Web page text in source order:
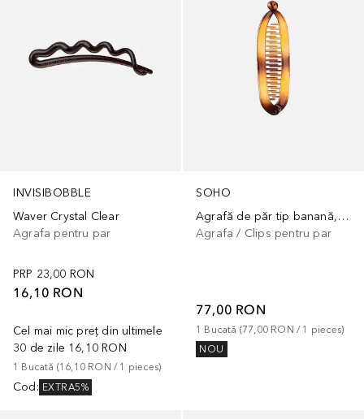
INVISIBOBBLE
Waver Crystal Clear
Agrafa pentru par
PRP 23,00 RON
16,10 RON
Cel mai mic preț din ultimele
30 de zile 16,10 RON
1 Bucată (16,10 RON / 1 pieces)
Cod : EXTRA5%
SOHO
Agrafă de păr tip banană, slim
Agrafa / Clips pentru par
77,00 RON
1 Bucată (77,00 RON / 1 pieces)
NOU